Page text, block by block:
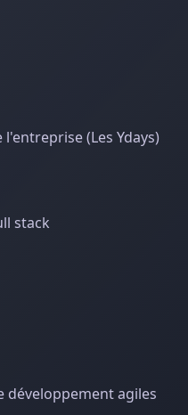
(Les Ydays)
stack
développement agiles